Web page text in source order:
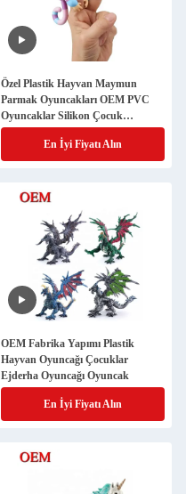
Özel Plastik Hayvan Maymun
Parmak Oyuncakları OEM PVC
Oyuncaklar Silikon Çocuk
Oyuncağı
En İyi Fiyatı Alın
OEM Fabrika Yapımı Plastik
Hayvan Oyuncağı Çocuklar
Ejderha Oyuncağı Oyuncak
En İyi Fiyatı Alın